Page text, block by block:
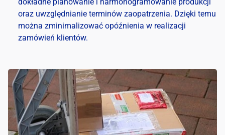
oraz uwzględnianie terminów zaopatrzenia. Dzięki temu
można zminimalizować opóźnienia w realizacji
zamówień klientów.